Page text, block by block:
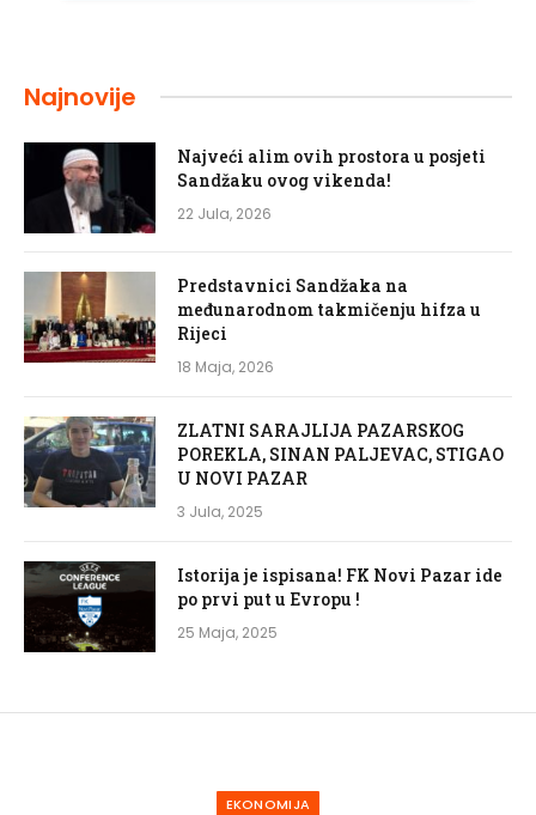
Najnovije
Najveći alim ovih prostora u posjeti
Sandžaku ovog vikenda!
22 Jula, 2026
Predstavnici Sandžaka na
međunarodnom takmičenju hifza u
Rijeci
18 Maja, 2026
ZLATNI SARAJLIJA PAZARSKOG
POREKLA, SINAN PALJEVAC, STIGAO
U NOVI PAZAR
3 Jula, 2025
Istorija je ispisana! FK Novi Pazar ide
po prvi put u Evropu !
25 Maja, 2025
EKONOMIJA